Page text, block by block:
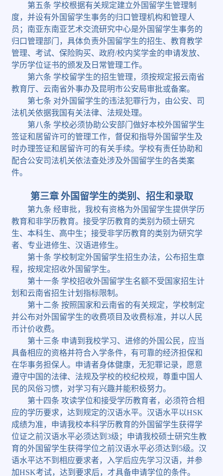
第五条 学校根据有关规定建立外国留学生管理制
度，并设有外国留学生事务的归口管理机构和管理人
员；南亚东南亚艺术交流研究中心是外国留学生事务的
归口管理部门，具体负责外国留学生的招生、教育教学
管理、考试、保险购买、政府/校内奖学金的申请发放、
学历学位证书的颁发及日常管理工作。
第六条 学校留学生的招生管理，须按规定报云南省
教育厅、云南省外事办及昆明市公安局审批或备案。
第七条 对外国留学生的违法犯罪行为，由公安、司
法机关依据我国有关法律、法规处理。
第八条 学校必须协助公安部门做好本校外国留学生
签证和居留许可的管理工作，督促和指导外国留学生及
时办理签证和居留许可的有关手续。学校有责任协助和
配合公安司法机关依法查处涉及外国留学生的各类案
件。
第三章外国留学生的类别、招生和录取
第九条 经审批，我校有资格为外国留学生提供学历
教育和非学历教育。接受学历教育的类别为硕士研究
生、本科生、高中生；接受非学历教育的类别为研究学
者、专业进修生、汉语进修生。
第十条 学校制定外国留学生招生办法，公布招生章
程，按规定招收外国留学生。
第十一条 学校招收外国留学生名额不受国家招生计
划和云南省招生计划指标限制。
第十二条 按照国家和云南省的有关规定，学校制定
并公布对外国留学生的收费项目及收费标准，并以人民
币计价收费。
第十三条 申请到我校学习、进修的外国公民，应当
具备相应的资格并符合入学条件，有可靠的经济担保和
在华事务担保人。申请者身体健康，无犯罪记录，愿意
遵守中国的法律、法规及学校的校纪校规，尊重中国人
民的风俗习惯，对学习有兴趣并能积极努力。
第十四条 攻读学位和接受学历教育者，必须符合相
应的学历要求，达到规定的汉语水平。汉语水平以HSK
成绩为准，申请我校本科学历教育的外国留学生获得学
位证之前汉语水平必须达到 3级；申请我校硕士研究生教
育的外国留学生获得学位之前汉语水平必须达到 5级。汉
语水平达不到相应要求者，入学后应先学习汉语，并参
加HSK考试，达到要求后，才具备申请学位的条件。